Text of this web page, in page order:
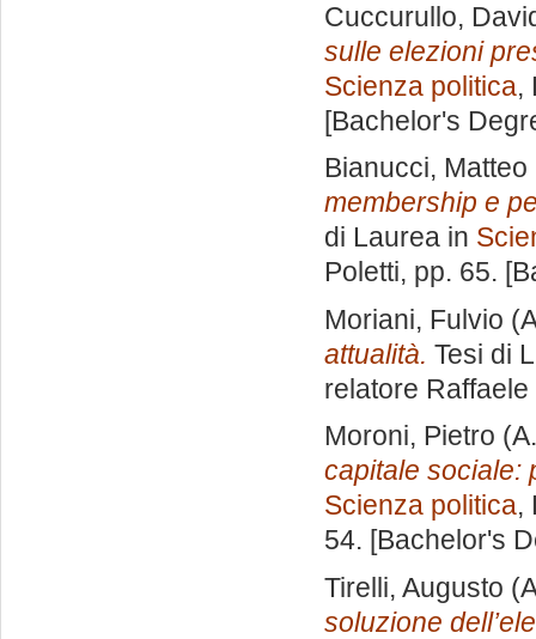
Cuccurullo,
sulle elezioni
Scienza politica,
[Bachelor's
Bianucci, Matteo
membership e
di Laurea in
Poletti, pp. 65.
Moriani, Fulvio
attualità. Tesi di
relatore
Moroni, Pietro
capitale sociale:
Scienza politica,
54. [Bachelor's
Tirelli, Augusto
soluzione